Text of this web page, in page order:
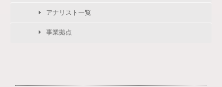
アナリスト一覧
事業拠点